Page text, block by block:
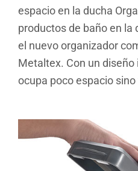
espacio en la ducha
productos de baño en la
el nuevo organizador
Metaltex. Con un diseño
ocupa poco espacio